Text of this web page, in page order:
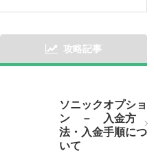
攻略記事
ソニックオプショ
ン － 入金方
法・入金手順につ
いて
お盆前に取引をしてみよう！